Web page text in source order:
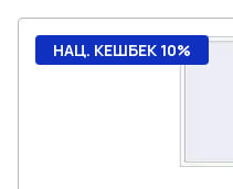
НАЦ. КЕШБЕК 10%